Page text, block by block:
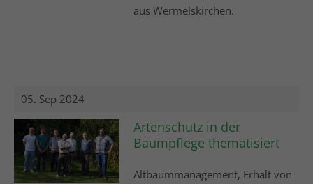
aus Wermelskirchen.
05. Sep 2024
Artenschutz in der
Baumpflege thematisiert
Altbaummanagement, Erhalt von